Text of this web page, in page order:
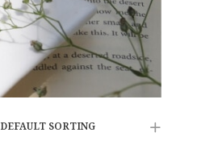
DEFAULT SORTING